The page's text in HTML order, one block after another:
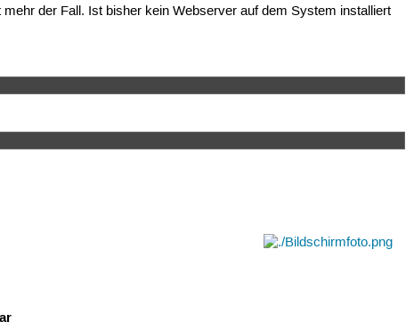
der Fall. Ist bisher kein Webserver auf dem System installiert